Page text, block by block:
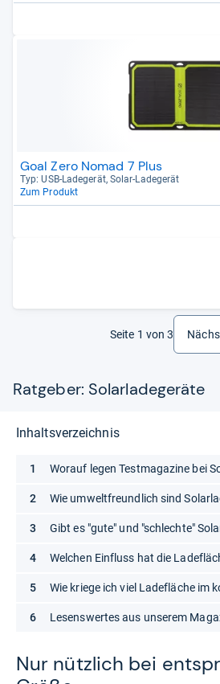
Goal Zero Nomad 7 Plus
Typ: USB-​Lade­ge­rät, Solar-​Lade­ge­rät
Zum Produkt
Seite 1 von 3
Ratgeber: Solarladegeräte
Nur nütz­lich bei
Inhaltsverzeichnis
Worauf legen Testmagazine bei
Wie umweltfreundlich sind
Gibt es "gute" und "schlechte"
Welchen Einfluss hat die
Wie kriege ich viel Ladefläche im
Lesenswertes aus unserem